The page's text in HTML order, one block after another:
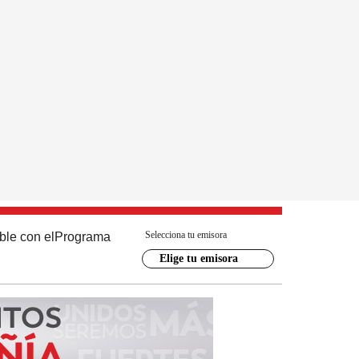
con el Programa Selecciona tu emisora
Elige tu emisora